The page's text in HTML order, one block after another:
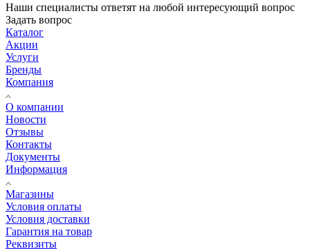
Наши специалисты ответят на любой интересующий вопрос
Задать вопрос
Каталог
Акции
Услуги
Бренды
Компания
О компании
Новости
Отзывы
Контакты
Документы
Информация
Магазины
Условия оплаты
Условия доставки
Гарантия на товар
Реквизиты